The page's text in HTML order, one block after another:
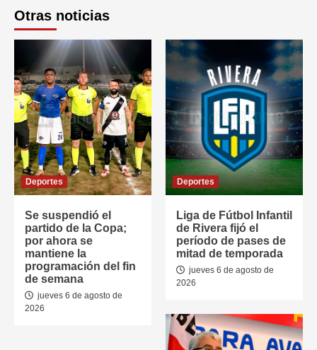
Otras noticias
Deportes
Se suspendió el
partido de la Copa;
por ahora se
mantiene la
programación del fin
de semana
jueves 6 de agosto de
2026
Deportes
Liga de Fútbol Infantil
de Rivera fijó el
período de pases de
mitad de temporada
jueves 6 de agosto de
2026